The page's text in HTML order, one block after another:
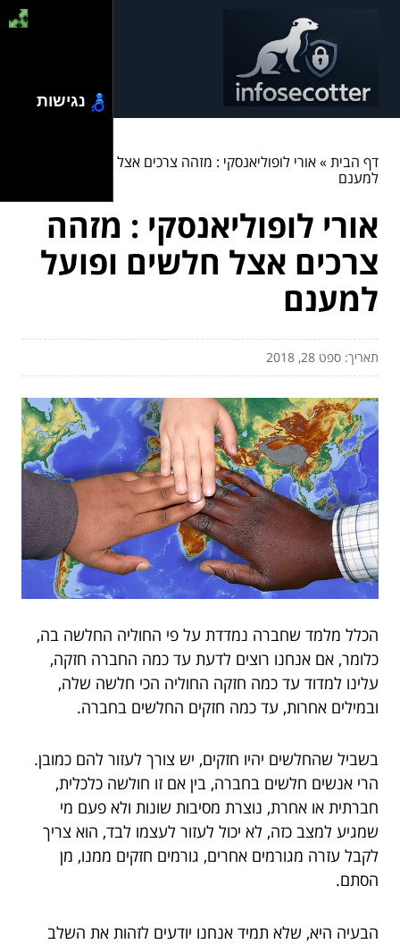
דף הבית»אורי לופוליאנסקי : מזהה צרכים אצל חלשים ופועל
למענם
אורי לופוליאנסקי : מזהה
צרכים אצל חלשים ופועל
למענם
תאריך: ספט 28, 2018
הכלל מלמד שחברה נמדדת על פי החוליה החלשה בה,
כלומר, אם אנחנו רוצים לדעת עד כמה החברה חזקה,
עלינו למדוד עד כמה חזקה החוליה הכי חלשה שלה,
ובמילים אחרות, עד כמה חזקים החלשים בחברה.
בשביל שהחלשים יהיו חזקים, יש צורך לעזור להם כמובן.
הרי אנשים חלשים בחברה, בין אם זו חולשה כלכלית,
חברתית או אחרת, נוצרת מסיבות שונות ולא פעם מי
שמגיע למצב כזה, לא יכול לעזור לעצמו לבד, הוא צריך
לקבל עזרה מגורמים אחרים, גורמים חזקים ממנו, מן
הסתם.
הבעיה היא, שלא תמיד אנחנו יודעים לזהות את השלב
נגישות